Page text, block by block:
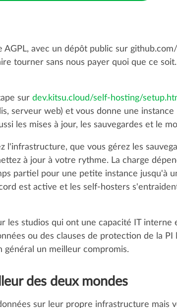
avec un dépôt public sur
tourner sans nous payer quoi que ce
sur dev.kitsu.cloud/self-hosting/
serveur web) et vous donne une
les mises à jour, les sauvegardes et le
l'infrastructure, que vous gérez les
à jour à votre rythme. La charge
partiel pour une petite instance jusqu'à
est active et les self-hosters
les studios qui ont une capacité IT
ou des clauses de protection de la PI
général un meilleur compromis.
des deux mondes
sur leur propre infrastructure mais